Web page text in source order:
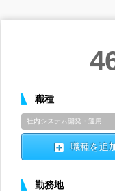
職種
社内システム開発・運用
職種を追
勤務地